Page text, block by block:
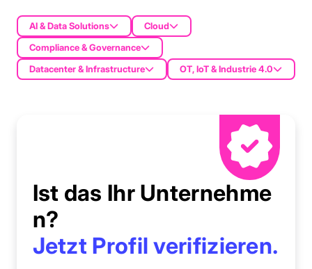
AI & Data Solutions
Cloud
Compliance & Governance
Datacenter & Infrastructure
OT, IoT & Industrie 4.0
Ist das Ihr Unternehme
n?
Jetzt Profil verifizieren.